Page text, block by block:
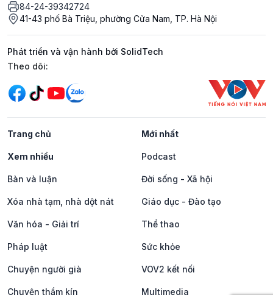
84-24-39342724
41-43 phố Bà Triệu, phường Cửa Nam, TP. Hà Nội
Phát triển và vận hành bởi SolidTech
Mạng xã hội
Theo dõi:
Trang chủ Mới nhất
Xem nhiều Podcast
Bàn và luận Đời sống - Xã hội
Xóa nhà tạm, nhà dột nát Giáo dục - Đào tạo
Văn hóa - Giải trí Thể thao
Pháp luật Sức khỏe
Chuyện người già VOV2 kết nối
Chuyện thầm kín Multimedia